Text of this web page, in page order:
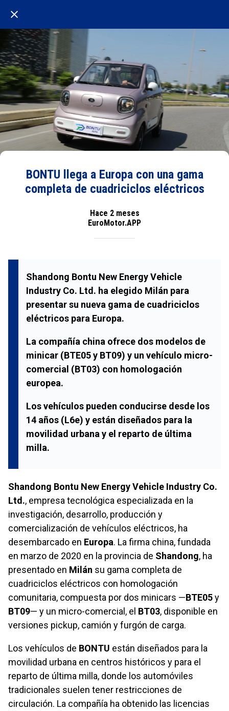
BONTU llega a Europa con una gama
completa de cuadriciclos eléctricos
Hace 2 meses
EuroMotor.APP
Shandong Bontu New Energy Vehicle
Industry Co. Ltd. ha elegido Milán para
presentar su nueva gama de cuadriciclos
eléctricos para Europa.
La compañía china ofrece dos modelos de
minicar (BTE05y BT09) y un vehículo micro-
comercial (BT03) con homologación
europea.
Los vehículos pueden conducirse desde los
14 años (L6e) y están diseñados para la
movilidad urbana y el reparto de última
milla.
Shandong Bontu New Energy Vehicle Industry Co.
Ltd., empresa tecnológica especializada en la
investigación, desarrollo, producción y
comercialización de vehículos eléctricos, ha
desembarcado en Europa. La firma china, fundada
en marzo de 2020 en la provincia de Shandong, ha
presentado en Milán su gama completa de
cuadriciclos eléctricos con homologación
comunitaria, compuesta por dos minicars —BTE05y
BT09— y un micro-comercial, el BT03, disponible en
versiones pickup, camión y furgón de carga.
Los vehículos de BONTU están diseñados para la
movilidad urbana en centros históricos y para el
reparto de última milla, donde los automóviles
tradicionales suelen tener restricciones de
circulación. La compañía ha obtenido las licencias